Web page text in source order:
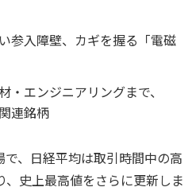
参入障壁、カギを握る「電磁
・エンジニアリングまで、
連銘柄
、日経平均は取引時間中の高
史上最高値をさらに更新しま